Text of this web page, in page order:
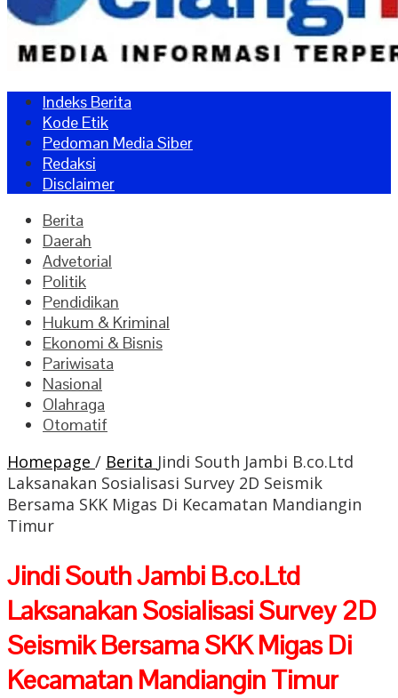
Indeks Berita
Kode Etik
Pedoman Media Siber
Redaksi
Disclaimer
Berita
Daerah
Advetorial
Politik
Pendidikan
Hukum & Kriminal
Ekonomi & Bisnis
Pariwisata
Nasional
Olahraga
Otomatif
Homepage / Berita Jindi South Jambi B.co.Ltd
Laksanakan Sosialisasi Survey 2D Seismik
Bersama SKK Migas Di Kecamatan Mandiangin
Timur
Jindi South Jambi B.co.Ltd
Laksanakan Sosialisasi Survey 2D
Seismik Bersama SKK Migas Di
Kecamatan Mandiangin Timur